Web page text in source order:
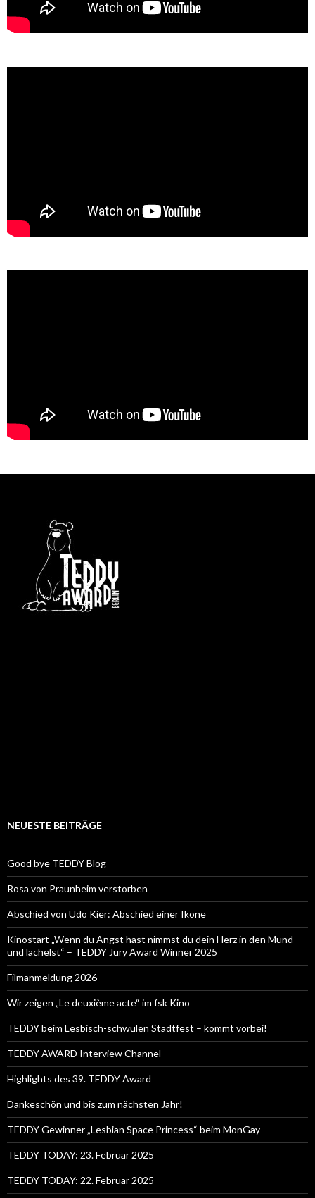
NEUESTE BEITRÄGE
Good bye TEDDY Blog
Rosa von Praunheim verstorben
Abschied von Udo Kier: Abschied einer Ikone
Kinostart „Wenn du Angst hast nimmst du dein Herz in den Mund
und lächelst“ – TEDDY Jury Award Winner 2025
Filmanmeldung 2026
Wir zeigen „Le deuxième acte“ im fsk Kino
TEDDY beim Lesbisch-schwulen Stadtfest – kommt vorbei!
TEDDY AWARD Interview Channel
Highlights des 39. TEDDY Award
Dankeschön und bis zum nächsten Jahr!
TEDDY Gewinner „Lesbian Space Princess“ beim MonGay
TEDDY TODAY: 23. Februar 2025
TEDDY TODAY: 22. Februar 2025